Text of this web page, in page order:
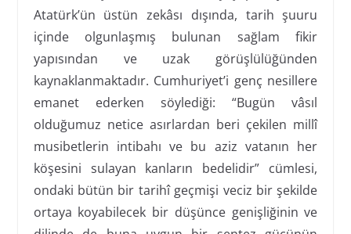
Atatürk’ün üstün zekâsı dışında, tarih şuuru
içinde olgunlaşmış bulunan sağlam fikir
yapısından ve uzak görüşlülüğünden
kaynaklanmaktadır. Cumhuriyet’i genç nesillere
emanet ederken söylediği: “Bugün vâsıl
olduğumuz netice asırlardan beri çekilen millî
musibetlerin intibahı ve bu aziz vatanın her
köşesini sulayan kanların bedelidir” cümlesi,
ondaki bütün bir tarihî geçmişi veciz bir şekilde
ortaya koyabilecek bir düşünce genişliğinin ve